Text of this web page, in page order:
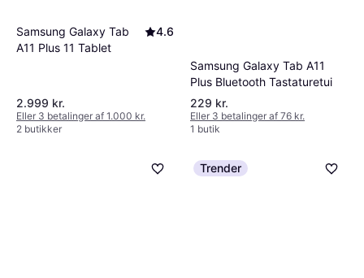
Samsung Galaxy Tab
A11 Plus 11 Tablet
4.6
2.999 kr.
Eller 3 betalinger af 1.000 kr.
2 butikker
Samsung Galaxy Tab A11
Plus Bluetooth Tastaturetui
229 kr.
Eller 3 betalinger af 76 kr.
1 butik
Trender